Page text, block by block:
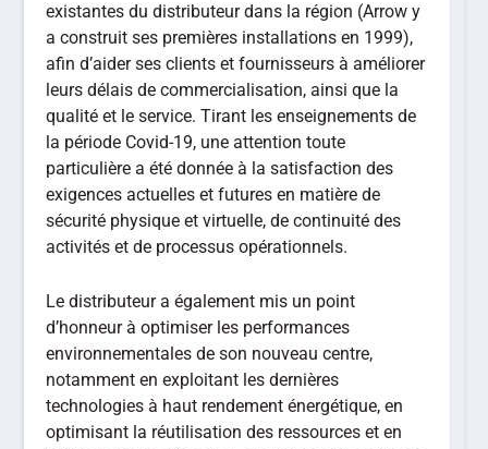
existantes du distributeur dans la région (Arrow y
a construit ses premières installations en 1999),
afin d’aider ses clients et fournisseurs à améliorer
leurs délais de commercialisation, ainsi que la
qualité et le service. Tirant les enseignements de
la période Covid-19, une attention toute
particulière a été donnée à la satisfaction des
exigences actuelles et futures en matière de
sécurité physique et virtuelle, de continuité des
activités et de processus opérationnels.
Le distributeur a également mis un point
d’honneur à optimiser les performances
environnementales de son nouveau centre,
notamment en exploitant les dernières
technologies à haut rendement énergétique, en
optimisant la réutilisation des ressources et en